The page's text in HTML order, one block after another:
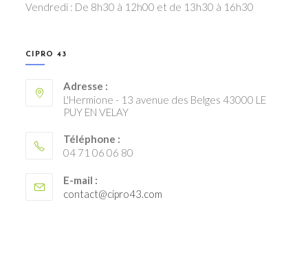
Vendredi : De 8h30 à 12h00 et de 13h30 à 16h30
CIPRO 43
Adresse :
L'Hermione - 13 avenue des Belges 43000 LE
PUY EN VELAY
Téléphone :
04 71 06 06 80
E-mail :
contact@cipro43.com